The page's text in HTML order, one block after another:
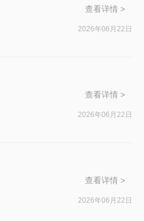
查看详情 >
2026年06月22日
查看详情 >
2026年06月22日
查看详情 >
2026年06月22日